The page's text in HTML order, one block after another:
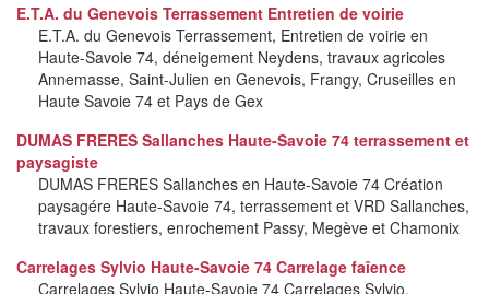
E.T.A. du Genevois Terrassement Entretien de voirie
E.T.A. du Genevois Terrassement, Entretien de voirie en
Haute-Savoie 74, déneigement Neydens, travaux agricoles
Annemasse, Saint-Julien en Genevois, Frangy, Cruseilles en
Haute Savoie 74 et Pays de Gex
DUMAS FRERES Sallanches Haute-Savoie 74 terrassement et
paysagiste
DUMAS FRERES Sallanches en Haute-Savoie 74 Création
paysagére Haute-Savoie 74, terrassement et VRD Sallanches,
travaux forestiers, enrochement Passy, Megève et Chamonix
Carrelages Sylvio Haute-Savoie 74 Carrelage faîence
Carrelages Sylvio Haute-Savoie 74 Carrelages Sylvio,